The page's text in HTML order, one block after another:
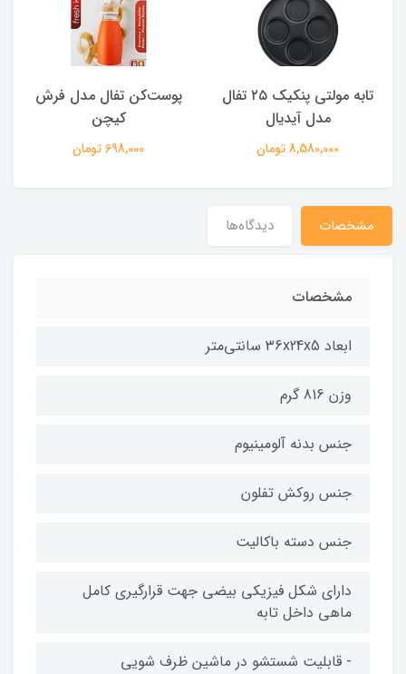
تابه مولتی پنکیک ۲۵ تفال
مدل آیدیال
8,580,000 تومان
پوست‌کن تفال مدل فرش
کیچن
698,000 تومان
مشخصات دیدگاه‌ها
مشخصات
ابعاد 36x24x5 سانتی‌متر
وزن 816 گرم
جنس بدنه آلومینیوم
جنس روکش تفلون
جنس دسته باکالیت
دارای شکل فیزیکی بیضی جهت قرارگیری کامل
ماهی داخل تابه
- قابلیت شستشو در ماشین ظرف شویی